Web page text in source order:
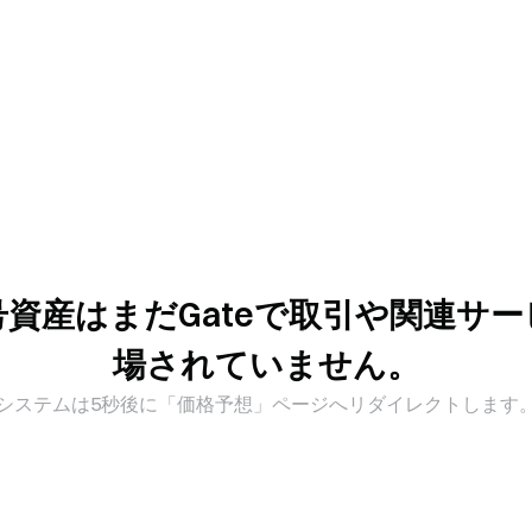
産はまだGateで取引や関連サ
場されていません。
ステムは5秒後に「価格予想」ページへリダイレクトします。